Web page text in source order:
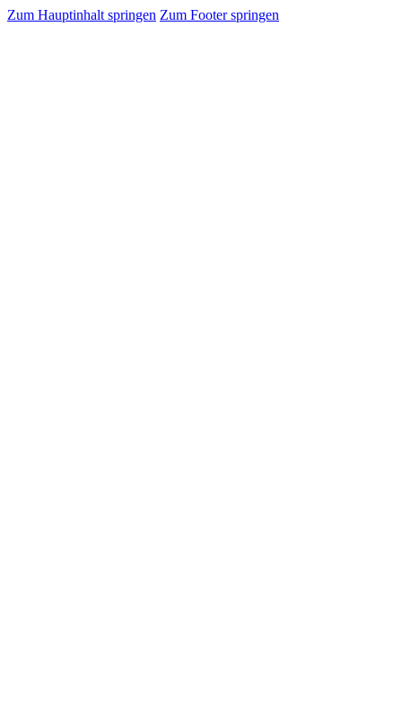
Zum Hauptinhalt springen Zum Footer springen